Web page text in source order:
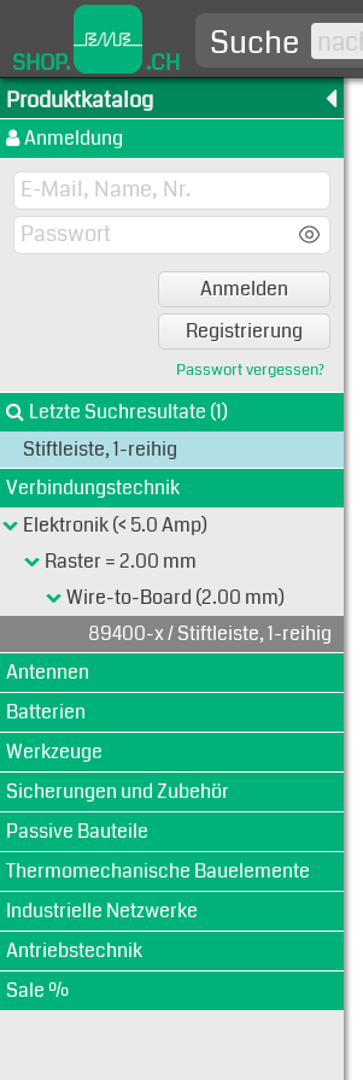
SHOP. .CH Suche
Produktkatalog
Anmeldung
Anmelden
Registrierung
Passwort vergessen?
Letzte Suchresultate (1)
Stiftleiste, 1-reihig
Verbindungstechnik
Elektronik (< 5.0 Amp)
Raster = 2.00 mm
Wire-to-Board (2.00 mm)
89400-x / Stiftleiste, 1-reihig
Antennen
Batterien
Werkzeuge
Sicherungen und Zubehör
Passive Bauteile
Thermomechanische Bauelemente
Industrielle Netzwerke
Antriebstechnik
Sale %